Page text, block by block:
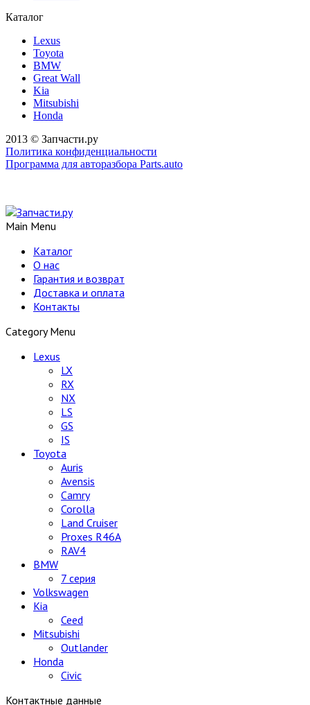
Каталог
Lexus
Toyota
BMW
Great Wall
Kia
Mitsubishi
Honda
2013 © Запчасти.ру
Политика конфиденциальности
Программа для авторазбора Parts.auto
Main Menu
Каталог
О нас
Гарантия и возврат
Доставка и оплата
Контакты
Category Menu
Lexus
LX
RX
NX
LS
GS
IS
Toyota
Auris
Avensis
Camry
Corolla
Land Cruiser
Proxes R46A
RAV4
BMW
7 серия
Volkswagen
Kia
Ceed
Mitsubishi
Outlander
Honda
Civic
Контактные данные